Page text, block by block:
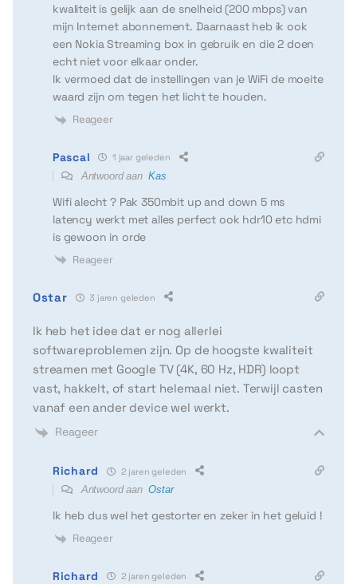
kwaliteit is gelijk aan de snelheid (200 mbps) van
mijn Internet abonnement. Daarnaast heb ik ook
een Nokia Streaming box in gebruik en die 2 doen
echt niet voor elkaar onder.
Ik vermoed dat de instellingen van je WiFi de moeite
waard zijn om tegen het licht te houden.
Reageer
Pascal 1 jaar geleden
Antwoord aanKas
Wifi alecht ? Pak 350mbit up and down 5 ms
latency werkt met alles perfect ook hdr10 etc hdmi
is gewoon in orde
Reageer
Ostar 3 jaren geleden
Ik heb het idee dat er nog allerlei
softwareproblemen zijn. Op de hoogste kwaliteit
streamen met Google TV (4K, 60 Hz, HDR) loopt
vast, hakkelt, of start helemaal niet. Terwijl casten
vanaf een ander device wel werkt.
Reageer
Richard 2 jaren geleden
Antwoord aanOstar
Ik heb dus wel het gestorter en zeker in het geluid !
Reageer
Richard 2 jaren geleden